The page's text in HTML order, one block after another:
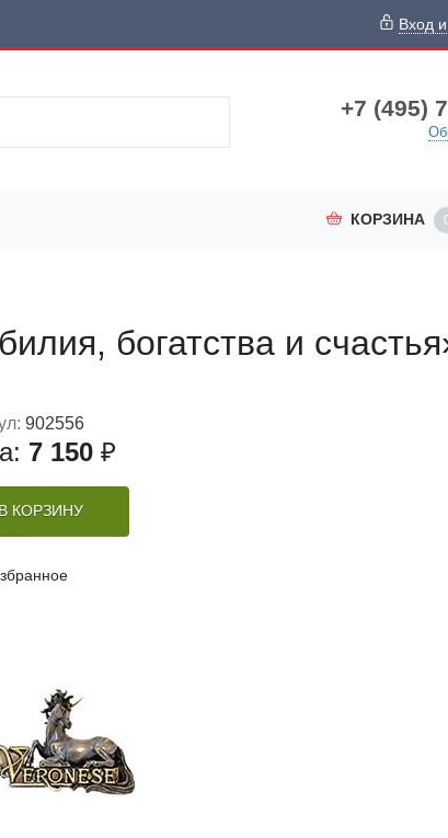
Вход
+7 (495)
КОРЗИНА
богатства и
902556
7 150 ₽
В КОРЗИНУ